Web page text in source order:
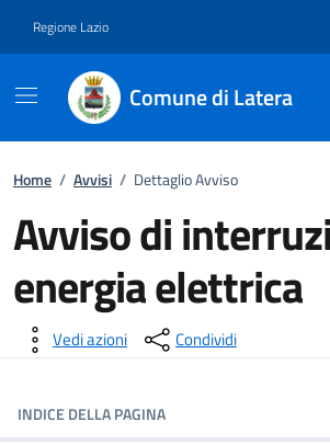
Regione Lazio
Comune di Latera
Home / Avvisi / Dettaglio Avviso
Avviso di
energia elettrica
Dettagli della notizia
Vedi azioni Condividi
INDICE DELLA PAGINA